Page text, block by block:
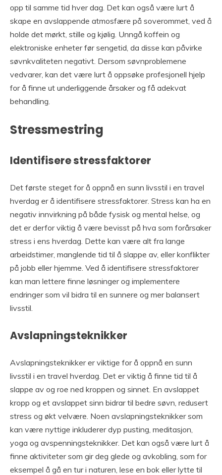
opp til samme tid hver dag. Det kan også være lurt å
skape en avslappende atmosfære på soverommet, ved å
holde det mørkt, stille og kjølig. Unngå koffein og
elektroniske enheter før sengetid, da disse kan påvirke
søvnkvaliteten negativt. Dersom søvnproblemene
vedvarer, kan det være lurt å oppsøke profesjonell hjelp
for å finne ut underliggende årsaker og få adekvat
behandling.
Stressmestring
Identifisere stressfaktorer
Det første steget for å oppnå en sunn livsstil i en travel
hverdag er å identifisere stressfaktorer. Stress kan ha en
negativ innvirkning på både fysisk og mental helse, og
det er derfor viktig å være bevisst på hva som forårsaker
stress i ens hverdag. Dette kan være alt fra lange
arbeidstimer, manglende tid til å slappe av, eller konflikter
på jobb eller hjemme. Ved å identifisere stressfaktorer
kan man lettere finne løsninger og implementere
endringer som vil bidra til en sunnere og mer balansert
livsstil.
Avslapningsteknikker
Avslapningsteknikker er viktige for å oppnå en sunn
livsstil i en travel hverdag. Det er viktig å finne tid til å
slappe av og roe ned kroppen og sinnet. En avslappet
kropp og et avslappet sinn bidrar til bedre søvn, redusert
stress og økt velvære. Noen avslapningsteknikker som
kan være nyttige inkluderer dyp pusting, meditasjon,
yoga og avspenningsteknikker. Det kan også være lurt å
finne aktiviteter som gir deg glede og avkobling, som for
eksempel å gå en tur i naturen, lese en bok eller lytte til